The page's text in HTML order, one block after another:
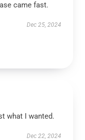
came fast.
Dec 25, 2024
what I wanted.
Dec 22, 2024